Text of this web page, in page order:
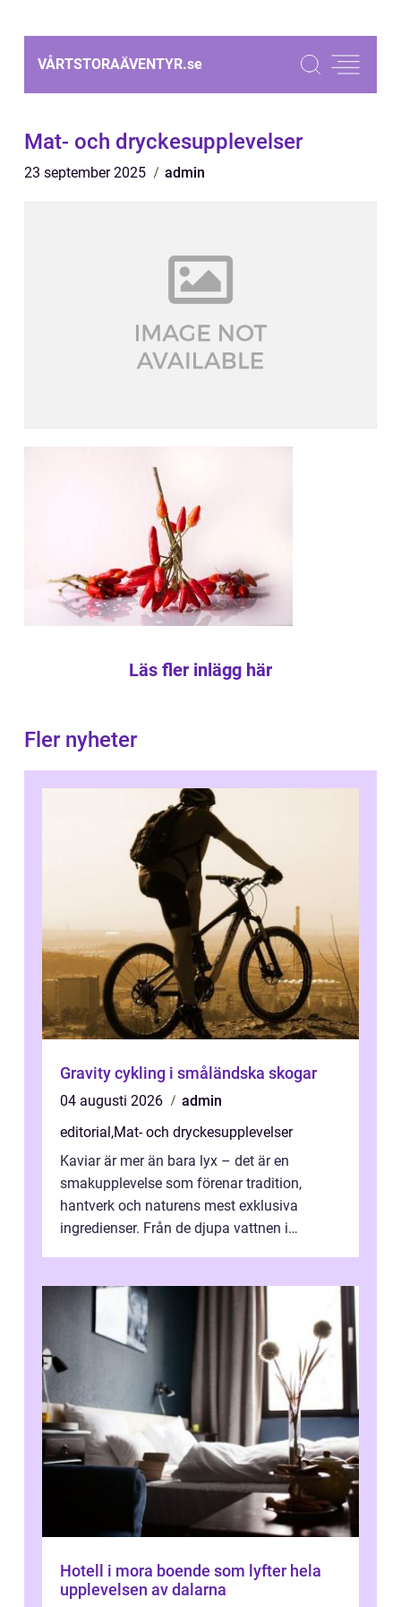
VÅRTSTORAÄVENTYR.se
Mat- och dryckesupplevelser
23 september 2025 admin
Läs fler inlägg här
Fler nyheter
Gravity cykling i småländska skogar
04 augusti 2026
admin
editorial,Mat- och dryckesupplevelser
Kaviar är mer än bara lyx – det är en
smakupplevelse som förenar tradition,
hantverk och naturens mest exklusiva
ingredienser. Från de djupa vattnen i
Hotell i mora boende som lyfter hela
upplevelsen av dalarna